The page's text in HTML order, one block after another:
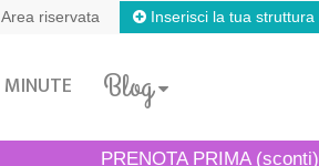
Area riservata Inserisci la tua struttura
Blog
PRENOTAPRIMA (sconti)